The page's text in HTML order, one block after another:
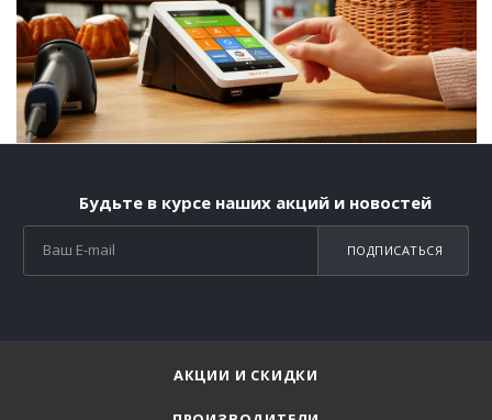
Будьте в курсе наших акций и новостей
ПОДПИСАТЬСЯ
АКЦИИ И СКИДКИ